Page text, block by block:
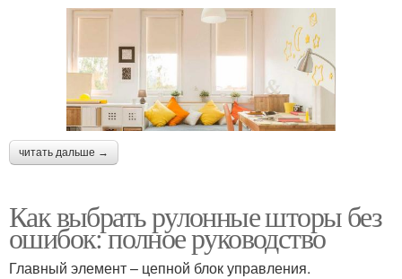
читать дальше →
Как выбрать рулонные шторы без
ошибок: полное руководство
Главный элемент – цепной блок управления.